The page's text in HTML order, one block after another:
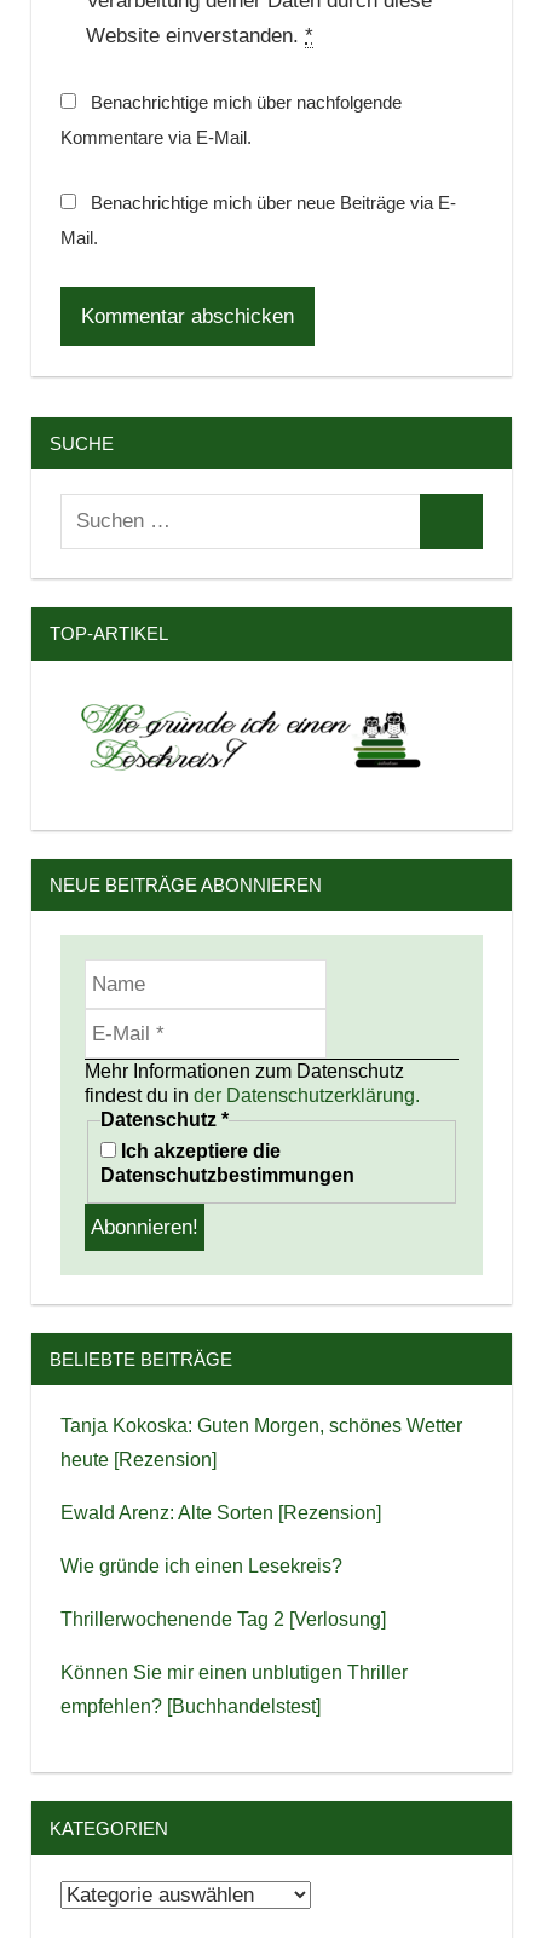
Website einverstanden. *
Benachrichtige mich über nachfolgende
Kommentare via E-Mail.
Benachrichtige mich über neue Beiträge via E-
Mail.
SUCHE
Suchen
TOP-ARTIKEL
NEUE BEITRÄGE ABONNIEREN
Mehr Informationen zum Datenschutz
findest du in der Datenschutzerklärung.
Datenschutz *
Ich akzeptiere die
Datenschutzbestimmungen
BELIEBTE BEITRÄGE
Tanja Kokoska: Guten Morgen, schönes Wetter
heute [Rezension]
Ewald Arenz: Alte Sorten [Rezension]
Wie gründe ich einen Lesekreis?
Thrillerwochenende Tag 2 [Verlosung]
Können Sie mir einen unblutigen Thriller
empfehlen? [Buchhandelstest]
KATEGORIEN
Kategorien